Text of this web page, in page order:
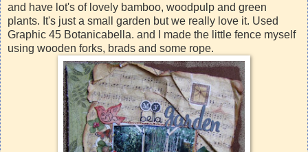
and have lot's of lovely bamboo, woodpulp and green
plants. It's just a small garden but we really love it. Used
Graphic 45 Botanicabella. and I made the little fence myself
using wooden forks, brads and some rope.